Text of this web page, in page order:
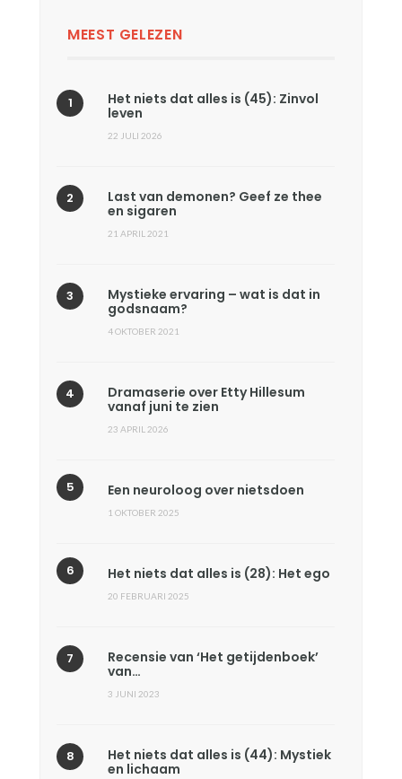
MEEST GELEZEN
Het niets dat alles is (45): Zinvol
leven
22 JULI 2026
Last van demonen? Geef ze thee
en sigaren
21 APRIL 2021
Mystieke ervaring – wat is dat in
godsnaam?
4 OKTOBER 2021
Dramaserie over Etty Hillesum
vanaf juni te zien
23 APRIL 2026
Een neuroloog over nietsdoen
1 OKTOBER 2025
Het niets dat alles is (28): Het ego
20 FEBRUARI 2025
Recensie van ‘Het getijdenboek’
van…
3 JUNI 2023
Het niets dat alles is (44): Mystiek
en lichaam